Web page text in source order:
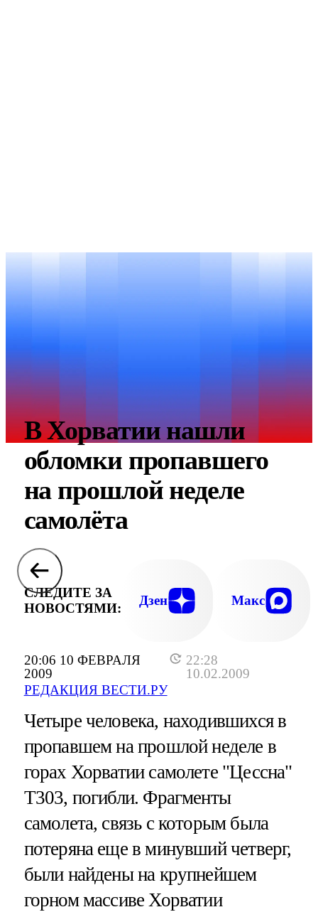
20:06 10 ФЕВРАЛЯ
2009
22:28
10.02.2009
РЕДАКЦИЯ ВЕСТИ.РУ
В Хорватии нашли
обломки пропавшего
на прошлой неделе
самолёта
СЛЕДИТЕ ЗА
НОВОСТЯМИ:
Дзен Макс
Четыре человека, находившихся в
пропавшем на прошлой неделе в
горах Хорватии самолете "Цессна"
Т303, погибли. Фрагменты
самолета, связь с которым была
потеряна еще в минувший четверг,
были найдены на крупнейшем
горном массиве Хорватии